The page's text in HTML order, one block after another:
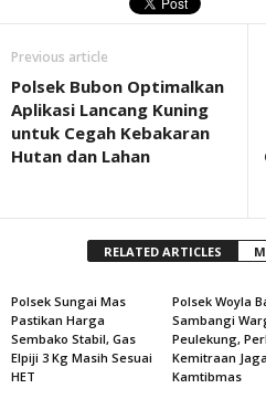
Previous article
Polsek Bubon Optimalkan
Aplikasi Lancang Kuning
untuk Cegah Kebakaran
Hutan dan Lahan
RELATED ARTICLES
Polsek Sungai Mas
Pastikan Harga
Sembako Stabil, Gas
Elpiji 3 Kg Masih Sesuai
HET
Polsek Woyla
Sambangi
Peulekung,
Kemitraan Jaga
Kamtibmas